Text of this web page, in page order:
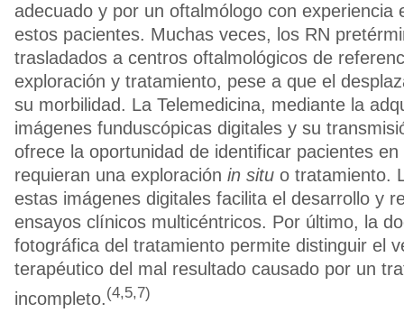
adecuado y por un oftalmólogo con experiencia
estos pacientes. Muchas veces, los RN
trasladados a centros oftalmológicos de
exploración y tratamiento, pese a que el
su morbilidad. La Telemedicina, mediante la
imágenes funduscópicas digitales y su
ofrece la oportunidad de identificar pacientes en
requieran una exploración in situ o tratamiento.
estas imágenes digitales facilita el desarrollo y
ensayos clínicos multicéntricos. Por último, la
fotográfica del tratamiento permite distinguir el
terapéutico del mal resultado causado por un
incompleto.(4,5,7)